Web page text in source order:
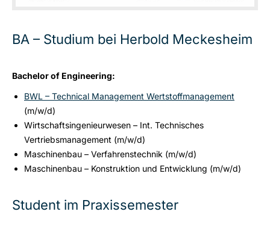
BA – Studium bei Herbold Meckesheim
Bachelor of Engineering:
BWL – Technical Management Wertstoffmanagement
(m/w/d)
Wirtschaftsingenieurwesen – Int. Technisches
Vertriebsmanagement (m/w/d)
Maschinenbau – Verfahrenstechnik (m/w/d)
Maschinenbau – Konstruktion und Entwicklung (m/w/d)
Student im Praxissemester